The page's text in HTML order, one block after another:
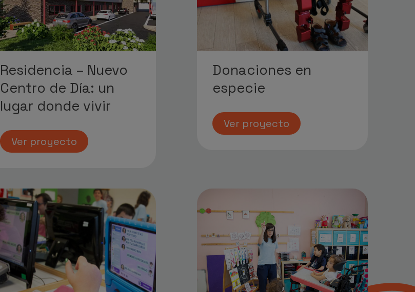
Residencia – Nuevo
Centro de Día: un
lugar donde vivir
Ver proyecto
Donaciones en
especie
Ver proyecto